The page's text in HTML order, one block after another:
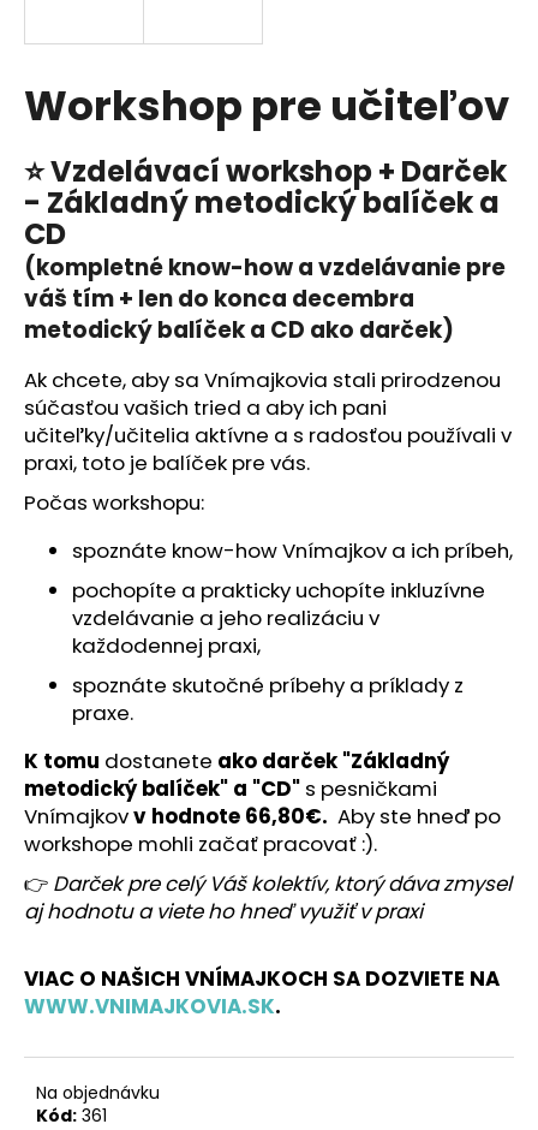
Workshop pre učiteľov
⭐ Vzdelávací workshop + Darček
- Základný metodický balíček a
CD
(kompletné know-how a vzdelávanie pre
váš tím + len do konca decembra
metodický balíček a CD ako darček)
Ak chcete, aby sa Vnímajkovia stali prirodzenou
súčasťou vašich tried a aby ich pani
učiteľky/učitelia aktívne a s radosťou používali v
praxi, toto je balíček pre vás.
Počas workshopu:
spoznáte know-how Vnímajkov a ich príbeh,
pochopíte a prakticky uchopíte inkluzívne
vzdelávanie a jeho realizáciu v
každodennej praxi,
spoznáte skutočné príbehy a príklady z
praxe.
K tomu dostanete ako darček "Základný
metodický balíček" a "CD" s pesničkami
Vnímajkovv hodnote 66,80€. Aby ste hneď po
workshope mohli začať pracovať :).
👉 Darček pre celý Váš kolektív, ktorý dáva zmysel
aj hodnotu a viete ho hneď využiť v praxi
VIAC O NAŠICH VNÍMAJKOCH SA DOZVIETE NA
WWW.VNIMAJKOVIA.SK.
Na objednávku
Kód: 361
M
O
s
ť
?
HĽADAŤ
O
d
p
o
r
ú